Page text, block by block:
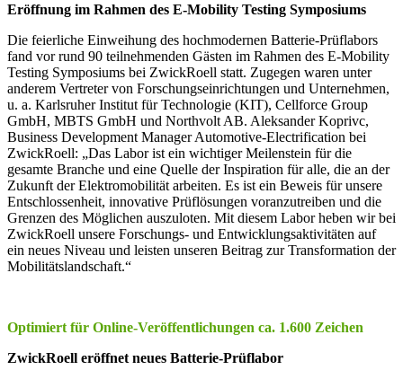
Eröffnung im Rahmen des E-Mobility Testing Symposiums
Die feierliche Einweihung des hochmodernen Batterie-Prüflabors
fand vor rund 90 teilnehmenden Gästen im Rahmen des E-Mobility
Testing Symposiums bei ZwickRoell statt. Zugegen waren unter
anderem Vertreter von Forschungseinrichtungen und Unternehmen,
u. a. Karlsruher Institut für Technologie (KIT), Cellforce Group
GmbH, MBTS GmbH und Northvolt AB. Aleksander Koprivc,
Business Development Manager Automotive-Electrification bei
ZwickRoell: „Das Labor ist ein wichtiger Meilenstein für die
gesamte Branche und eine Quelle der Inspiration für alle, die an der
Zukunft der Elektromobilität arbeiten. Es ist ein Beweis für unsere
Entschlossenheit, innovative Prüflösungen voranzutreiben und die
Grenzen des Möglichen auszuloten. Mit diesem Labor heben wir bei
ZwickRoell unsere Forschungs- und Entwicklungsaktivitäten auf
ein neues Niveau und leisten unseren Beitrag zur Transformation der
Mobilitätslandschaft.“
Optimiert für Online-Veröffentlichungen ca. 1.600 Zeichen
ZwickRoell eröffnet neues Batterie-Prüflabor